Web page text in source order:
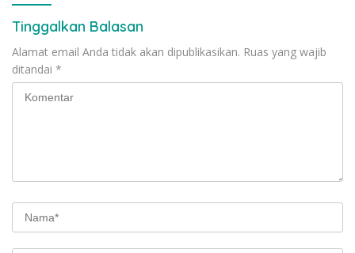
Tinggalkan Balasan
Alamat email Anda tidak akan dipublikasikan. Ruas yang wajib
ditandai *